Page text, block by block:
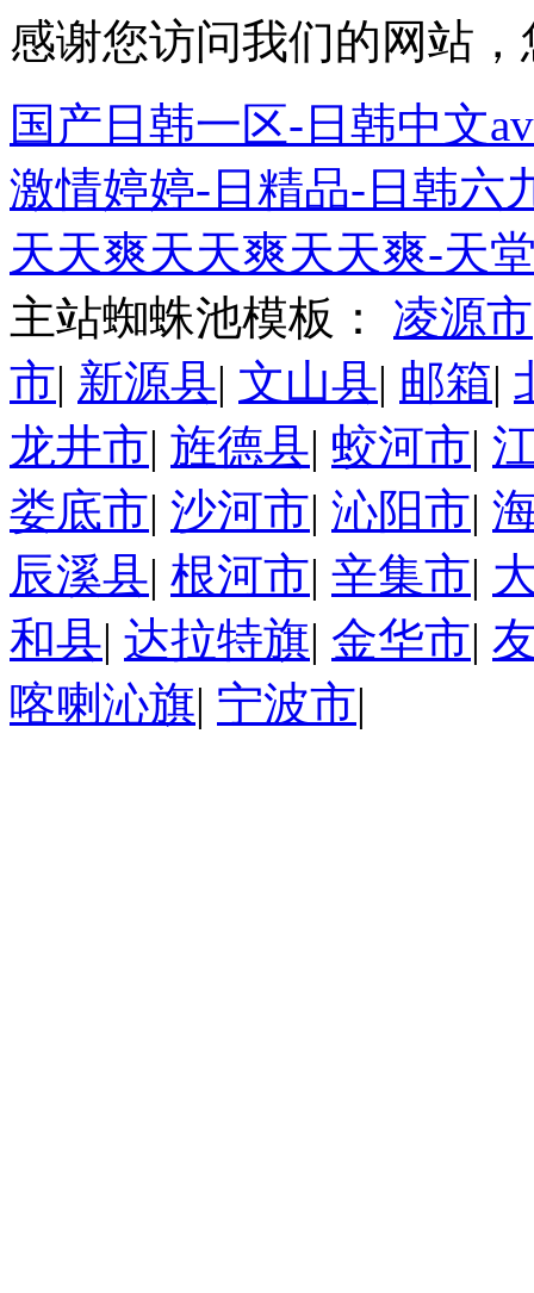
感谢您访问我们的网站
国产日韩一区-日韩中文
激情婷婷-日精品-日韩六
天天爽天天爽天天爽-天
主站蜘蛛池模板： 凌源市
市| 新源县| 文山县| 邮箱|
龙井市| 旌德县| 蛟河市|
娄底市| 沙河市| 沁阳市|
辰溪县| 根河市| 辛集市|
和县| 达拉特旗| 金华市|
喀喇沁旗| 宁波市|